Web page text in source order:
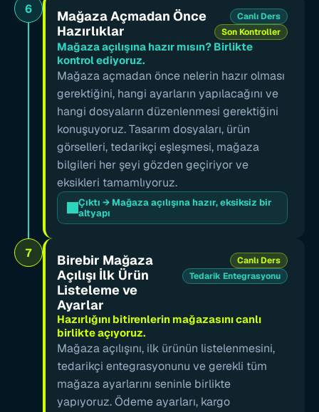
6
Mağaza Açmadan Önce
Hazırlıklar
Canlı Ders
Son Kontroller
Mağaza açılışına hazır mısın? Birlikte
kontrol ediyoruz.
Mağaza açmadan önce nelerin hazır olması
gerektiğini, hangi ayarların yapılacağını ve
hangi dosyaların düzenlenmesi gerektiğini
konuşuyoruz. Tasarım dosyaları, ürün
görselleri, tedarikçi eşleşmesi, mağaza
bilgileri her şeyi gözden geçiriyor ve
eksikleri tamamlıyoruz.
Çıktı → Mağaza açılışına hazır, eksiksiz bir
altyapı
7
Birebir Mağaza
Açılışı İlk Ürün
Listeleme ve
Ayarlar
Canlı Ders
Tedarik Entegrasyonu
Hazırlığını bitirenlerin mağazasını canlı
birlikte açıyoruz.
Mağaza açılışını, ilk ürünün listelenmesini,
tedarikçi entegrasyonunu ve gerekli tüm
mağaza ayarlarını seninle birlikte
yapıyoruz. Ödeme ayarları, kargo